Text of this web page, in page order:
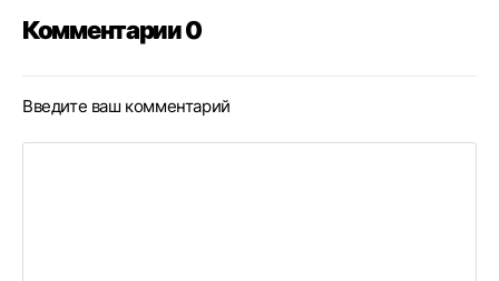
Комментарии 0
Введите ваш комментарий